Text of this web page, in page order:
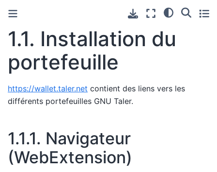
1.1. Installation du
portefeuille
https://wallet.taler.net contient des liens vers les
différents portefeuilles GNU Taler.
1.1.1. Navigateur
(WebExtension)